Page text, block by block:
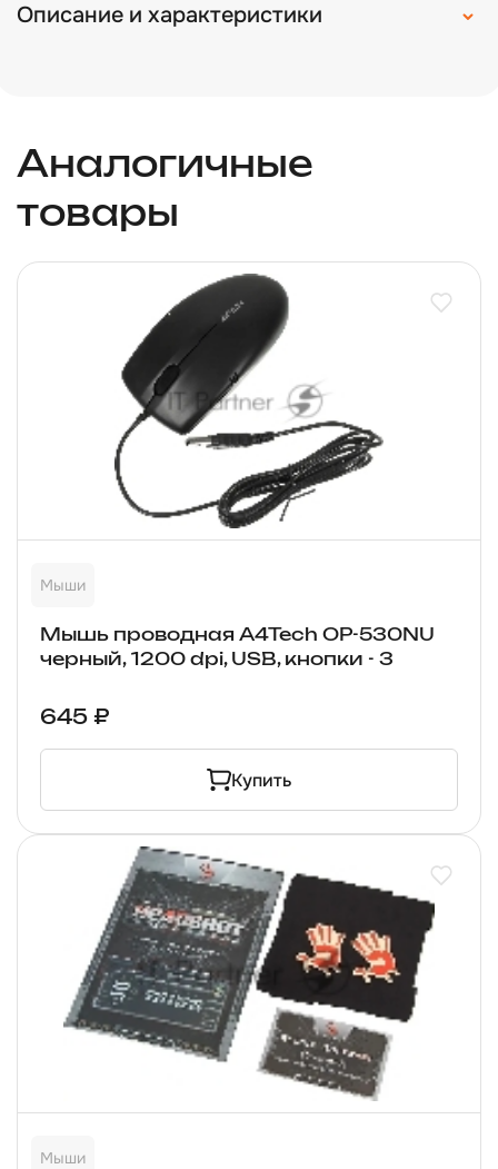
Описание и характеристики
Аналогичные
товары
Мыши
Мышь проводная A4Tech OP-530NU
черный, 1200 dpi, USB, кнопки - 3
645 ₽
Купить
Мыши